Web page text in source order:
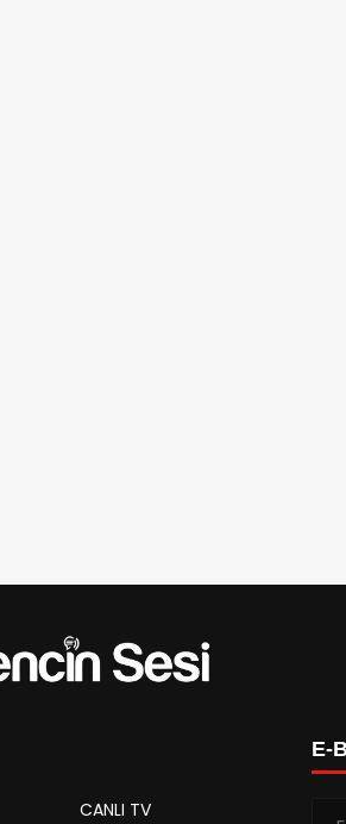
CANLI TV
E-